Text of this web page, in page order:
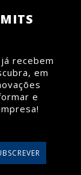
recebem
em
e